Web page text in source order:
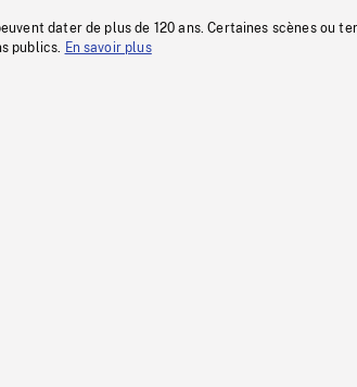
dater de plus de 120 ans. Certaines scènes ou
publics.
En savoir plus